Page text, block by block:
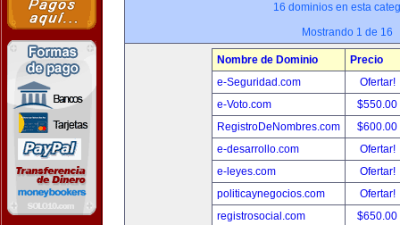
16 dominios en esta
Mostrando 1 de 16
Nombre de Dominio
Precio
e-Seguridad.com
Ofertar!
e-Voto.com
$550.00
RegistroDeNombres.com
$600.00
e-desarrollo.com
Ofertar!
e-leyes.com
Ofertar!
politicaynegocios.com
Ofertar!
registrosocial.com
$650.00